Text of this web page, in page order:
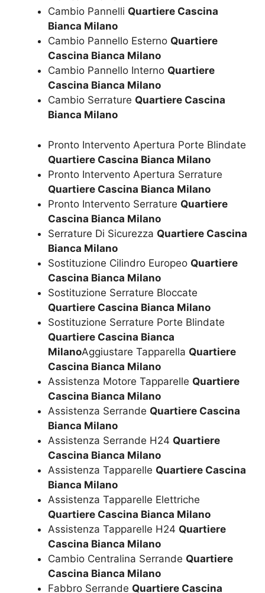
Cambio Pannelli Quartiere Cascina
Bianca Milano
Cambio Pannello Esterno Quartiere
Cascina Bianca Milano
Cambio Pannello Interno Quartiere
Cascina Bianca Milano
Cambio Serrature Quartiere Cascina
Bianca Milano
Pronto Intervento Apertura Porte Blindate
Quartiere Cascina Bianca Milano
Pronto Intervento Apertura Serrature
Quartiere Cascina Bianca Milano
Pronto Intervento Serrature Quartiere
Cascina Bianca Milano
Serrature Di Sicurezza Quartiere Cascina
Bianca Milano
Sostituzione Cilindro Europeo Quartiere
Cascina Bianca Milano
Sostituzione Serrature Bloccate
Quartiere Cascina Bianca Milano
Sostituzione Serrature Porte Blindate
Quartiere Cascina Bianca
MilanoAggiustare Tapparella Quartiere
Cascina Bianca Milano
Assistenza Motore Tapparelle Quartiere
Cascina Bianca Milano
Assistenza Serrande Quartiere Cascina
Bianca Milano
Assistenza Serrande H24 Quartiere
Cascina Bianca Milano
Assistenza Tapparelle Quartiere Cascina
Bianca Milano
Assistenza Tapparelle Elettriche
Quartiere Cascina Bianca Milano
Assistenza Tapparelle H24 Quartiere
Cascina Bianca Milano
Cambio Centralina Serrande Quartiere
Cascina Bianca Milano
Fabbro Serrande Quartiere Cascina